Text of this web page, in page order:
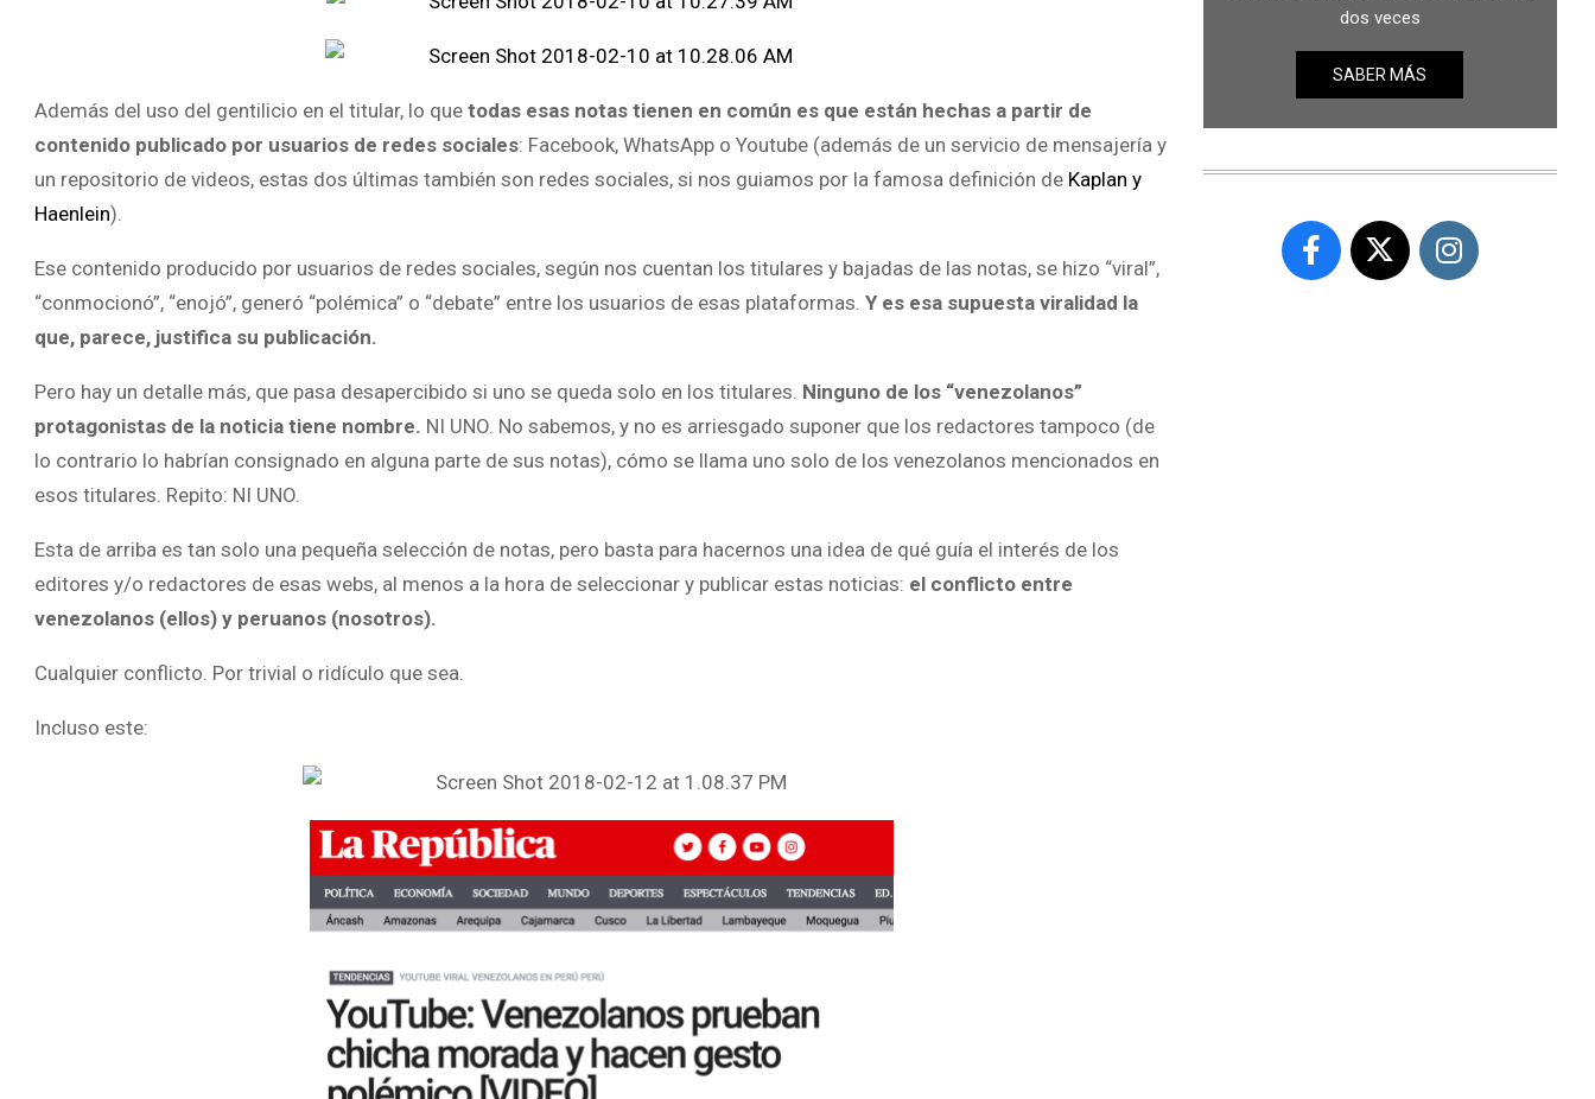
Además del uso del gentilicio en el titular, lo que todas esas notas tienen en común es que están hechas a partir de
contenido publicado por usuarios de redes sociales: Facebook, WhatsApp o Youtube (además de un servicio de mensajería y
un repositorio de videos, estas dos últimas también son redes sociales, si nos guiamos por la famosa definición de Kaplan y
Haenlein).
Ese contenido producido por usuarios de redes sociales, según nos cuentan los titulares y bajadas de las notas, se hizo “viral”,
“conmocionó”, “enojó”, generó “polémica” o “debate” entre los usuarios de esas plataformas. Y es esa supuesta viralidad la
que, parece, justifica su publicación.
Pero hay un detalle más, que pasa desapercibido si uno se queda solo en los titulares. Ninguno de los “venezolanos”
protagonistas de la noticia tiene nombre. NI UNO. No sabemos, y no es arriesgado suponer que los redactores tampoco (de
lo contrario lo habrían consignado en alguna parte de sus notas), cómo se llama uno solo de los venezolanos mencionados en
esos titulares. Repito: NI UNO.
Esta de arriba es tan solo una pequeña selección de notas, pero basta para hacernos una idea de qué guía el interés de los
editores y/o redactores de esas webs, al menos a la hora de seleccionar y publicar estas noticias: el conflicto entre
venezolanos (ellos) y peruanos (nosotros).
Cualquier conflicto. Por trivial o ridículo que sea.
Incluso este:
dos veces
SABER MÁS